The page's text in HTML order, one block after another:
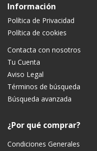
Información
Política de Privacidad
Política de cookies
Contacta con nosotros
Tu Cuenta
Aviso Legal
Términos de búsqueda
Búsqueda avanzada
¿Por qué comprar?
Condiciones Generales